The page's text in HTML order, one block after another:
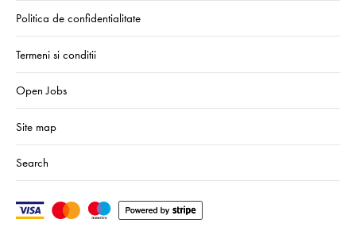
Politica de confidentialitate
Termeni si conditii
Open Jobs
Site map
Search